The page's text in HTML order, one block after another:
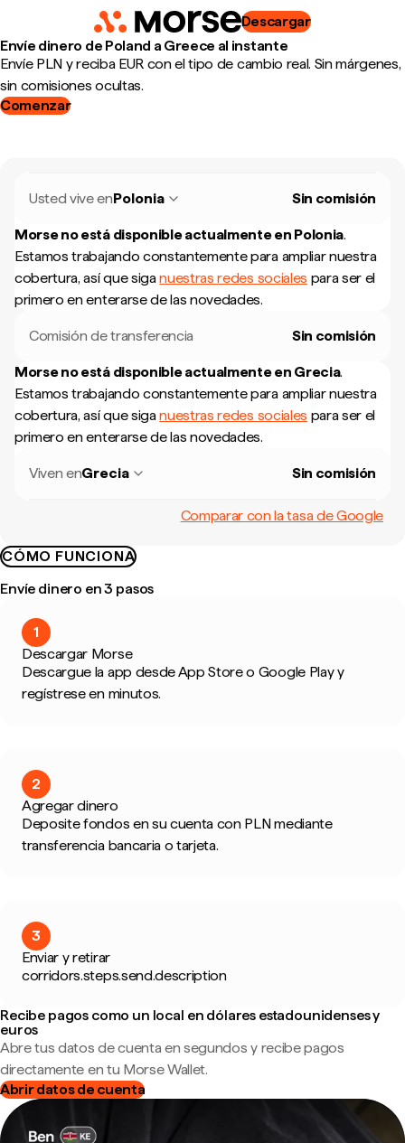
Descargar
Envíe dinero de Poland a Greece al instante
Envíe PLN y reciba EUR con el tipo de cambio real. Sin márgenes,
sin comisiones ocultas.
Comenzar
Usted vive enPolonia Sin comisión
Morse no está disponible actualmente en Polonia.
Estamos trabajando constantemente para ampliar nuestra
cobertura, así que siganuestras redes sociales para ser el
primero en enterarse de las novedades.
Comisión de transferencia Sin comisión
Morse no está disponible actualmente en Grecia.
Estamos trabajando constantemente para ampliar nuestra
cobertura, así que siganuestras redes sociales para ser el
primero en enterarse de las novedades.
Viven enGrecia Sin comisión
Comparar con la tasa de Google
CÓMO FUNCIONA
Envíe dinero en 3 pasos
1
Descargar Morse
Descargue la app desde App Store o Google Play y
regístrese en minutos.
2
Agregar dinero
Deposite fondos en su cuenta con PLN mediante
transferencia bancaria o tarjeta.
3
Enviar y retirar
corridors.steps.send.description
Recibe pagos como un local en dólares estadounidenses y
euros
Abre tus datos de cuenta en segundos y recibe pagos
directamente en tu Morse Wallet.
Abrir datos de cuenta